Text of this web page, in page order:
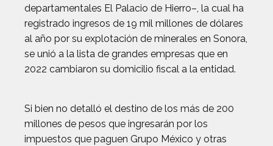
departamentales El Palacio de Hierro–, la cual ha
registrado ingresos de 19 mil millones de dólares
al año por su explotación de minerales en Sonora,
se unió a la lista de grandes empresas que en
2022 cambiaron su domicilio fiscal a la entidad.
Si bien no detalló el destino de los más de 200
millones de pesos que ingresarán por los
impuestos que paguen Grupo México y otras